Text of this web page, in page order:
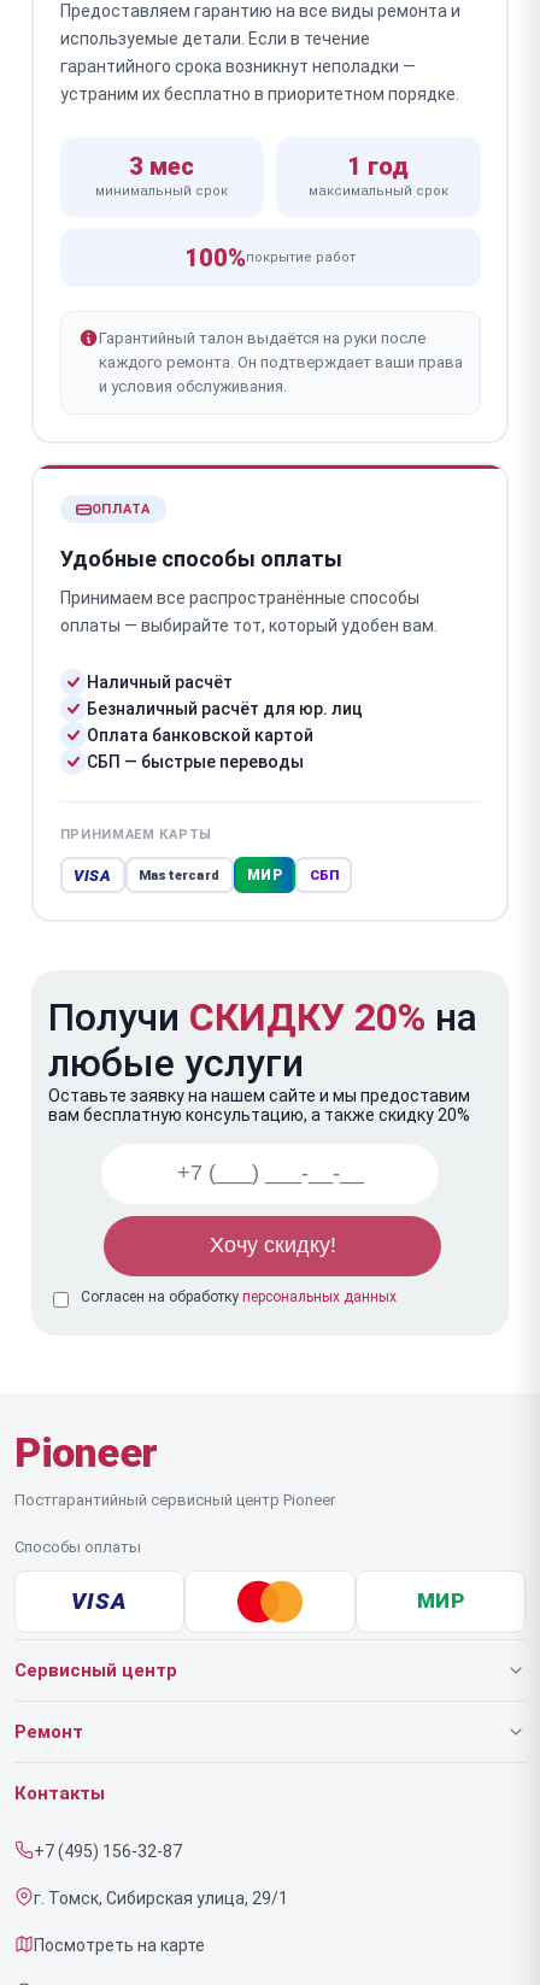
Предоставляем гарантию на все виды ремонта и
используемые детали. Если в течение
гарантийного срока возникнут неполадки —
устраним их бесплатно в приоритетном порядке.
3 мес
минимальный срок
1 год
максимальный срок
100%покрытие работ
Гарантийный талон выдаётся на руки после
каждого ремонта. Он подтверждает ваши права
и условия обслуживания.
ОПЛАТА
Удобные способы оплаты
Принимаем все распространённые способы
оплаты — выбирайте тот, который удобен вам.
Наличный расчёт
Безналичный расчёт для юр. лиц
Оплата банковской картой
СБП — быстрые переводы
ПРИНИМАЕМ КАРТЫ
VISA Mastercard МИР СБП
Получи СКИДКУ 20% на
любые услуги
Оставьте заявку на нашем сайте и мы предоставим
вам бесплатную консультацию, а также скидку 20%
Согласен на обработку персональных данных
Pioneer
Постгарантийный сервисный центр Pioneer
Способы оплаты
VISA МИР
Сервисный центр
О нашем сервисе
Срочный ремонт
Доставка и способы оплаты
Диагностика
Ремонт
Роботов-пылесосов
Контакты
+7 (495) 156-32-87
г. Томск, Сибирская улица, 29/1
Посмотреть на карте